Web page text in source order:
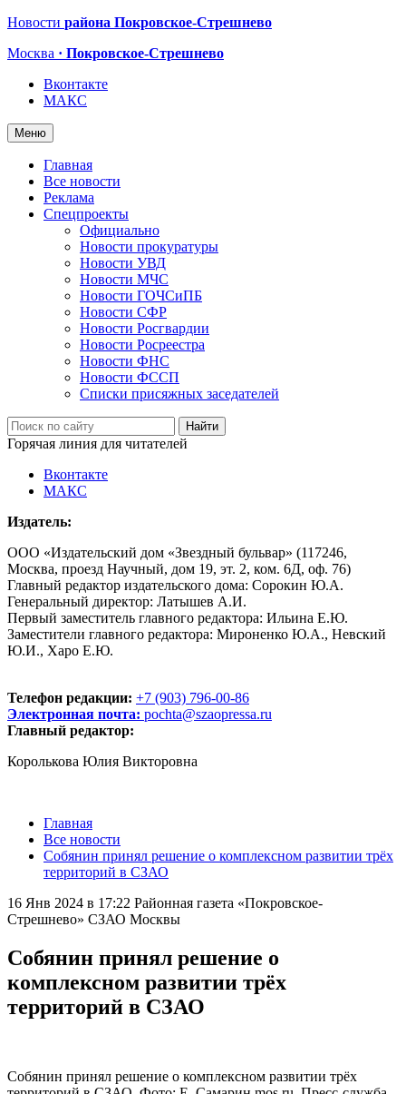
Новости района Покровское-Стрешнево
Москва · Покровское-Стрешнево
Вконтакте
МАКС
Меню
Главная
Все новости
Реклама
Спецпроекты
Официально
Новости прокуратуры
Новости УВД
Новости МЧС
Новости ГОЧСиПБ
Новости СФР
Новости Росгвардии
Новости Росреестра
Новости ФНС
Новости ФССП
Списки присяжных заседателей
Горячая линия для читателей
Вконтакте
МАКС
Издатель:
ООО «Издательский дом «Звездный бульвар» (117246,
Москва, проезд Научный, дом 19, эт. 2, ком. 6Д, оф. 76)
Главный редактор издательского дома: Сорокин Ю.А.
Генеральный директор: Латышев А.И.
Первый заместитель главного редактора: Ильина Е.Ю.
Заместители главного редактора: Мироненко Ю.А., Невский
Ю.И., Харо Е.Ю.
Телефон редакции: +7 (903) 796-00-86
Электронная почта: pochta@szaopressa.ru
Главный редактор:
Королькова Юлия Викторовна
Главная
Все новости
Собянин принял решение о комплексном развитии трёх
территорий в СЗАО
16 Янв 2024 в 17:22 Районная газета «Покровское-
Стрешнево» СЗАО Москвы
Собянин принял решение о
комплексном развитии трёх
территорий в СЗАО
Собянин принял решение о комплексном развитии трёх